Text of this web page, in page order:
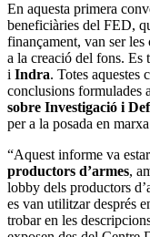
En aquesta primera
beneficiàries del FED,
finançament, van ser les
a la creació del fons. Es
i Indra. Totes aquestes
conclusions formulades
sobre Investigació i
per a la posada en
“Aquest informe va estar
productors d’armes,
lobby dels productors
es van utilitzar després
trobar en les